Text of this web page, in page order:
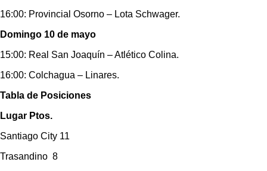
16:00: Provincial Osorno – Lota Schwager.
Domingo 10 de mayo
15:00: Real San Joaquín – Atlético Colina.
16:00: Colchagua – Linares.
Tabla de Posiciones
Lugar Ptos.
Santiago City 11
Trasandino 8